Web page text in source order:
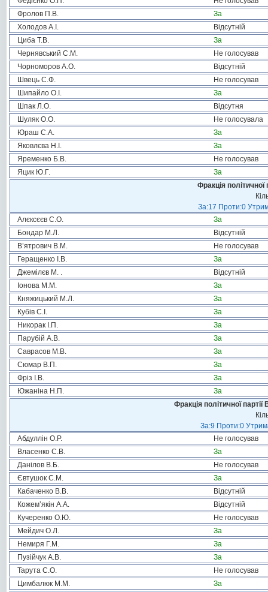
Фролов П.В.
За
Холодов А.І.
Відсутній
Циба Т.В.
За
Чернявський С.М.
Не голосував
Чорноморов А.О.
Відсутній
Швець С.Ф.
Не голосував
Шипайло О.І.
За
Шпак Л.О.
Відсутня
Шуляк О.О.
Не голосувала
Юраш С.А.
За
Яковлєва Н.І.
За
Яременко Б.В.
Не голосував
Яцик Ю.Г.
За
Фракція
За:17 Проти:0
Алєксєєв С.О.
За
Бондар М.Л.
Відсутній
В’ятрович В.М.
Не голосував
Геращенко І.В.
За
Джемілєв М. .
Відсутній
Іонова М.М.
За
Княжицький М.Л.
За
Кубів С.І.
За
Никорак І.П.
За
Парубій А.В.
За
Саврасов М.В.
За
Сюмар В.П.
За
Фріз І.В.
За
Южаніна Н.П.
За
Фракція політичної
За:9 Проти:0
Абдуллін О.Р.
Не голосував
Власенко С.В.
За
Данілов В.Б.
Не голосував
Євтушок С.М.
За
Кабаченко В.В.
Відсутній
Кожем’якін А.А.
Відсутній
Кучеренко О.Ю.
Не голосував
Мейдич О.Л.
За
Немиря Г.М.
За
Пузійчук А.В.
За
Тарута С.О.
Не голосував
Цимбалюк М.М.
За